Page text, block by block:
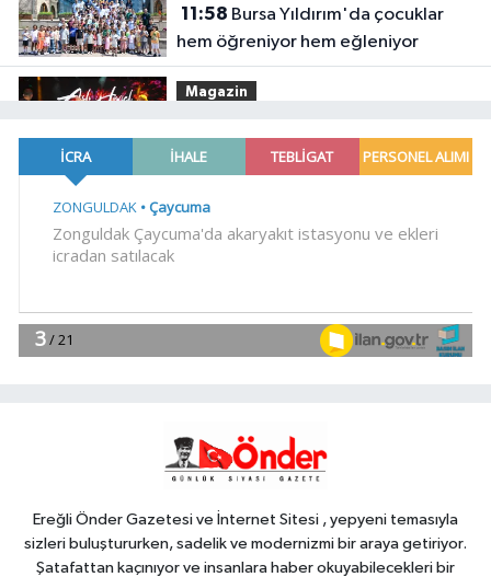
11:58
hem öğreniyor hem eğleniyor
Magazin
'Açıkhava'da müzik ziyafeti
11:46 Antalya Muratpaşalı Sultanlar
11:41Beylikdüzü'nde 'Sanatla
Yaşam Atölyeleri'nde yeni dönem
Sulama Kooperatifi'ne güçlü takviye
Ereğli Önder Gazetesi ve İnternet Sitesi , yepyeni temasıyla
sizleri buluştururken, sadelik ve modernizmi bir araya getiriyor.
Şatafattan kaçınıyor ve insanlara haber okuyabilecekleri bir